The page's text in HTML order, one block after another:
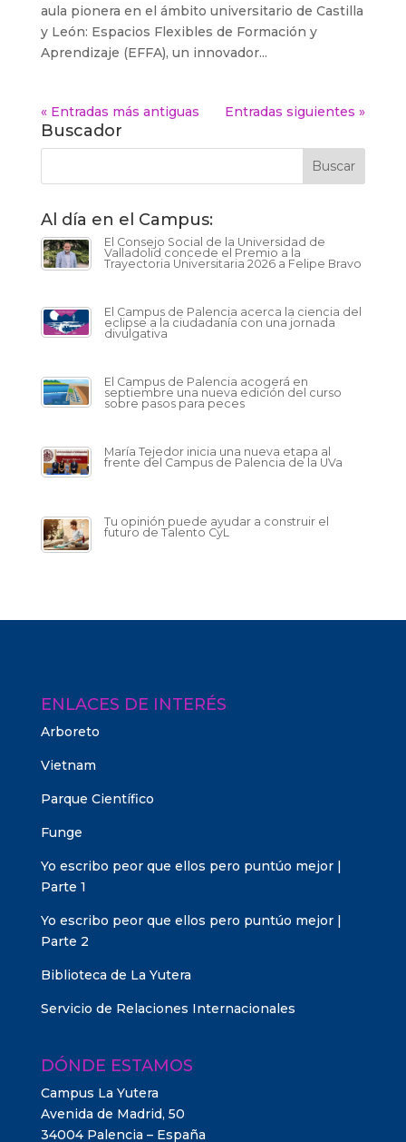
aula pionera en el ámbito universitario de Castilla
y León: Espacios Flexibles de Formación y
Aprendizaje (EFFA), un innovador...
« Entradas más antiguas Entradas siguientes »
Buscador
Al día en el Campus:
El Consejo Social de la Universidad de
Valladolid concede el Premio a la
Trayectoria Universitaria 2026 a Felipe Bravo
El Campus de Palencia acerca la ciencia del
eclipse a la ciudadanía con una jornada
divulgativa
El Campus de Palencia acogerá en
septiembre una nueva edición del curso
sobre pasos para peces
María Tejedor inicia una nueva etapa al
frente del Campus de Palencia de la UVa
Tu opinión puede ayudar a construir el
futuro de Talento CyL
ENLACES DE INTERÉS
Arboreto
Vietnam
Parque Científico
Funge
Yo escribo peor que ellos pero puntúo mejor |
Parte 1
Yo escribo peor que ellos pero puntúo mejor |
Parte 2
Biblioteca de La Yutera
Servicio de Relaciones Internacionales
DÓNDE ESTAMOS
Campus La Yutera
Avenida de Madrid, 50
34004 Palencia – España